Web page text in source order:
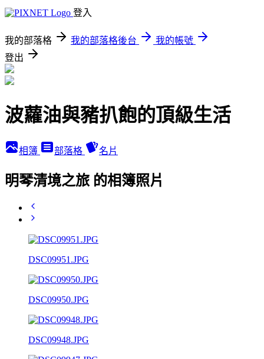
登入
我的部落格 我的部落格後台
我的帳號
登出
波蘿油與豬扒飽的頂級生活
相簿 部落格 名片
明琴清境之旅 的相簿照片
DSC09951.JPG
DSC09950.JPG
DSC09948.JPG